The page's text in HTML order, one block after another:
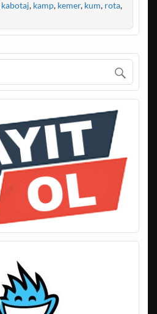
kabotaj, kamp, kemer, kum, rota,